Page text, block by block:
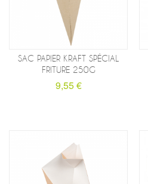
SAC PAPIER KRAFT SPÉCIAL
FRITURE 250G
9,55 €